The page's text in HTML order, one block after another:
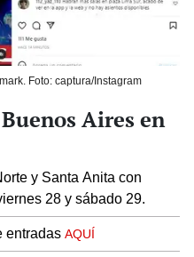
Foto: captura/Instagram
Aires en
y Santa Anita con
28 y sábado 29.
entradas AQUÍ